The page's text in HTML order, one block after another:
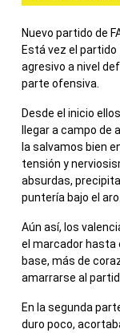
Nuevo partido de
Está vez el partido
agresivo a nivel
parte ofensiva.
Desde el inicio
llegar a campo de
la salvamos bien
tensión y
absurdas,
puntería bajo el aro.
Aún así, los
el marcador hasta
base, más de
amarrarse al
En la segunda
duro poco,